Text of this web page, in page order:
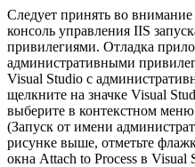
Следует принять во
консоль управления IIS
привилегиями. Отладка
административными
Visual Studio с
щелкните на значке Visual
выберите в контекстном
(Запуск от имени
рисунке выше, отметьте
окна Attach to Process в Visual